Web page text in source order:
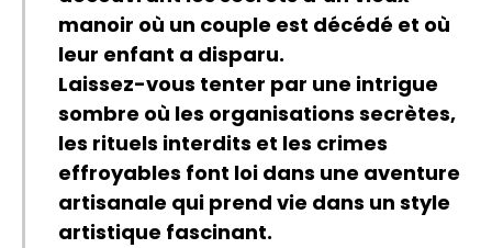
manoir où un couple est décédé et où
leur enfant a disparu.
Laissez-vous tenter par une intrigue
sombre où les organisations secrètes,
les rituels interdits et les crimes
effroyables font loi dans une aventure
artisanale qui prend vie dans un style
artistique fascinant.